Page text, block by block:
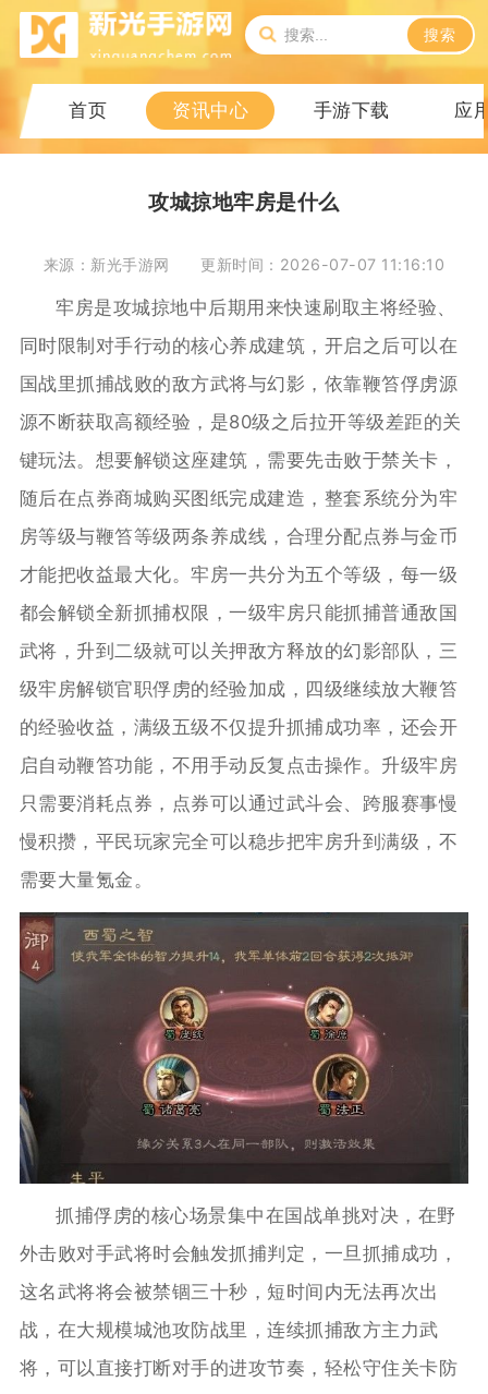
搜索
首页 资讯中心 手游下载 应
攻城掠地牢房是什么
来源：新光手游网 更新时间：2026-07-07 11:16:10
牢房是攻城掠地中后期用来快速刷取主将经验、
同时限制对手行动的核心养成建筑，开启之后可以在
国战里抓捕战败的敌方武将与幻影，依靠鞭笞俘虏源
源不断获取高额经验，是80级之后拉开等级差距的关
键玩法。想要解锁这座建筑，需要先击败于禁关卡，
随后在点券商城购买图纸完成建造，整套系统分为牢
房等级与鞭笞等级两条养成线，合理分配点券与金币
才能把收益最大化。牢房一共分为五个等级，每一级
都会解锁全新抓捕权限，一级牢房只能抓捕普通敌国
武将，升到二级就可以关押敌方释放的幻影部队，三
级牢房解锁官职俘虏的经验加成，四级继续放大鞭笞
的经验收益，满级五级不仅提升抓捕成功率，还会开
启自动鞭笞功能，不用手动反复点击操作。升级牢房
只需要消耗点券，点券可以通过武斗会、跨服赛事慢
慢积攒，平民玩家完全可以稳步把牢房升到满级，不
需要大量氪金。
抓捕俘虏的核心场景集中在国战单挑对决，在野
外击败对手武将时会触发抓捕判定，一旦抓捕成功，
这名武将将会被禁锢三十秒，短时间内无法再次出
战，在大规模城池攻防战里，连续抓捕敌方主力武
将，可以直接打断对手的进攻节奏，轻松守住关卡防